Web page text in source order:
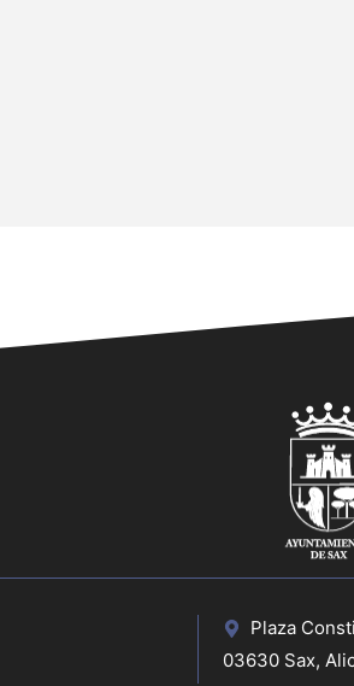
Plaza
03630 Sax,